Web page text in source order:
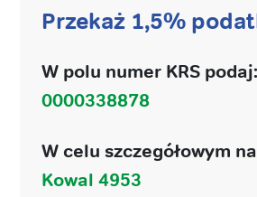
Przekaż 1,5%
W polu numer KRS podaj:
0000338878
W celu szczegółowym
Kowal 4953